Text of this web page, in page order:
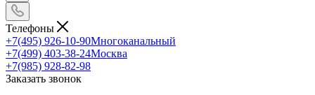
Телефоны
+7(495) 926-10-90Многоканальный
+7(499) 403-38-24Москва
+7(985) 928-82-98
Заказать звонок